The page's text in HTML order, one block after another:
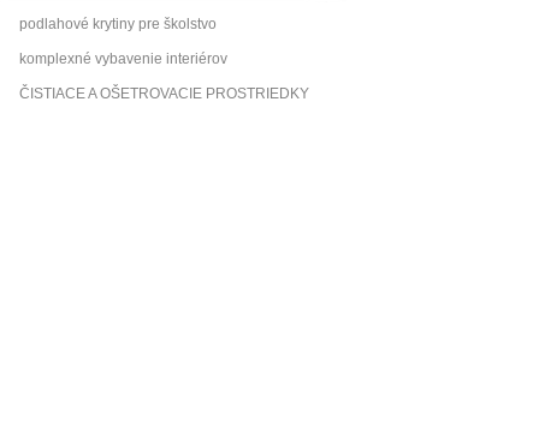
podlahové krytiny pre školstvo
komplexné vybavenie interiérov
ČISTIACE A OŠETROVACIE PROSTRIEDKY